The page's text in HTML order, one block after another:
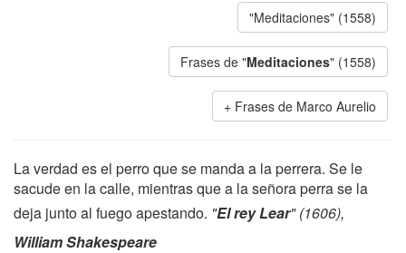
"Meditaciones" (1558)
Frases de "Meditaciones" (1558)
Frases de Marco Aurelio
La verdad es el perro que se manda a la perrera. Se le
sacude en la calle, mientras que a la señora perra se la
deja junto al fuego apestando. "El rey Lear" (1606),
William Shakespeare